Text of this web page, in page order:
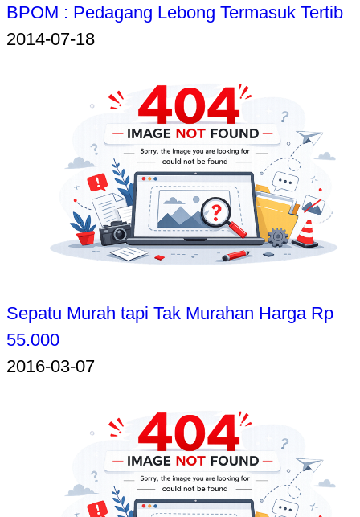
BPOM : Pedagang Lebong Termasuk Tertib
2014-07-18
Sepatu Murah tapi Tak Murahan Harga Rp
55.000
2016-03-07